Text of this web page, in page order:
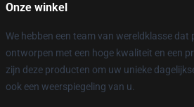
Onze winkel
We hebben een team van wereldklasse dat
ontworpen met een hoge kwaliteit en een
zijn deze producten om uw unieke
ook een weerspiegeling van u.